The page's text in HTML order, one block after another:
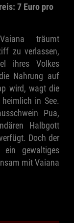
7 Euro pro
träumt
zu verlassen,
ihres Volkes
Nahrung auf
wird, wagt die
in See.
Pua,
Halbgott
Doch der
ein gewaltiges
mit Vaiana